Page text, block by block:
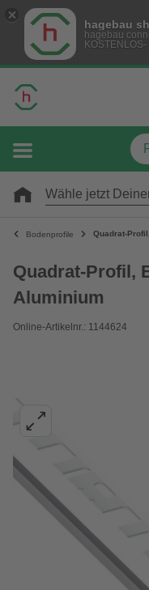
hagebau
hagebau
Wähle jetzt
Bodenprofile Quadrat-
Quadrat-Profil,
Aluminium
Online-Artikelnr.: 1144624